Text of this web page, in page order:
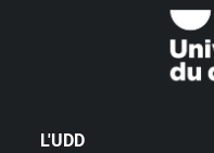
L'UDD